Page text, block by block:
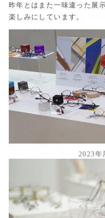
昨年とはまた一味違った展
楽しみにしています。
2023年